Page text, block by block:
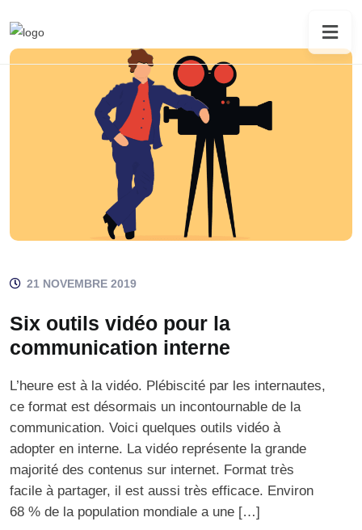
21 NOVEMBRE 2019
Six outils vidéo pour la
communication interne
L’heure est à la vidéo. Plébiscité par les internautes,
ce format est désormais un incontournable de la
communication. Voici quelques outils vidéo à
adopter en interne. La vidéo représente la grande
majorité des contenus sur internet. Format très
facile à partager, il est aussi très efficace. Environ
68 % de la population mondiale a une […]